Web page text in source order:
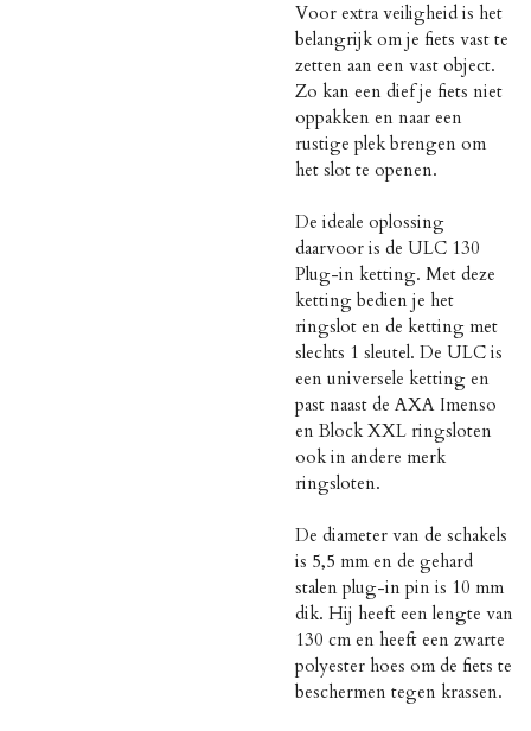
Voor extra veiligheid is het
belangrijk om je fiets vast te
zetten aan een vast object.
Zo kan een dief je fiets niet
oppakken en naar een
rustige plek brengen om
het slot te openen.
De ideale oplossing
daarvoor is de ULC 130
Plug-in ketting. Met deze
ketting bedien je het
ringslot en de ketting met
slechts 1 sleutel. De ULC is
een universele ketting en
past naast de AXA Imenso
en Block XXL ringsloten
ook in andere merk
ringsloten.
De diameter van de schakels
is 5,5 mm en de gehard
stalen plug-in pin is 10 mm
dik. Hij heeft een lengte van
130 cm en heeft een zwarte
polyester hoes om de fiets te
beschermen tegen krassen.